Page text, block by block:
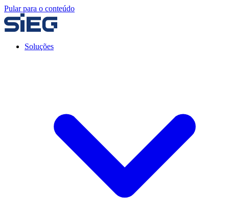
Pular para o conteúdo
Soluções